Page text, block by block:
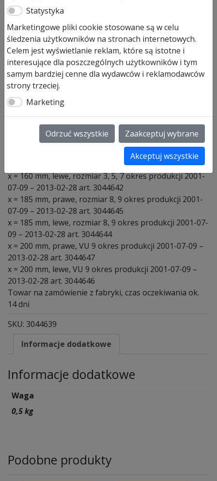
ilość
przed
pęknięciem
sprężyny
Zabezpieczenie przed pęknięciem sprężyny
x = 120 mm, prawe, rozmiar 1 okres produkcji 2001-07-
09 – 2013-02-28 art. 3044639
x = 120 mm, lewe, rozmiar 1 okres produkcji 2001-07-09
x = 140 mm, prawe, rozmiar 2, 4, 6 okres produkcji
2001-07-09 – 2013-02-28 art. 3044641
x = 140 mm, lewe, rozmiar 2, 4, 6 okres produkcji 2001-
07-09 – 2013-02-28 art. 3044640
x = 160 mm, prawe, rozmiar 3, 5, 7 okres produkcji
2001-07-09 – 2013-02-28 art. 3044643
x = 160 mm, lewe, rozmiar 3, 5, 7 okres produkcji 2001-
07-09 – 2013-02-28 art. 3044642
x = 185 mm, prawe, rozmiar 8, 9 okres produkcji 2001-
07-09 – 2013-02-28 art. 3044645
x = 185 mm, lewe, rozmiar 8, 9 okres produkcji 2001-07-
09 – 2013-02-28 art. 3044644
x = 200 mm, prawe, VU 9 okres produkcji 2001-07-09 –
2013-02-28 art. 3044647
x = 200 mm, lewe, VU 9 okres produkcji 2001-07-09 –
2013-02-28 art. 3044646
Towar na zamówienie z fabryki, czas oczekiwania ok.
14 dni
SKU: 3044639
Informacje dodatkowe
Informacje dodatkowe
Waga
0,5 kg
Podobne produkty
Statystyka
Marketingowe pliki cookie stosowane są w celu
śledzenia użytkowników na stronach internetowych.
Celem jest wyświetlanie reklam, które są istotne i
interesujące dla poszczególnych użytkowników i tym
samym bardziej cenne dla wydawców i reklamodawców
strony trzeciej.
Marketing
Odrzuć wszystkie Zaakceptuj wybrane
Akceptuj wszystkie